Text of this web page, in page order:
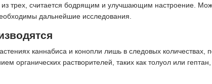
трех, считается бодрящим и улучшающим настроение.
дальнейшие исследования.
каннабиса и конопли лишь в следовых количествах,
органических растворителей, таких как толуол или